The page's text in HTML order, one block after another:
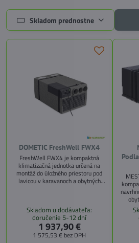
Skladom prednostne
DOMETIC FreshWell FWX4
FreshWell FWX4 je kompaktná
klimatizačná jednotka určená na
montáž do úložného priestoru pod
lavicou v karavanoch a obytných
metrov dĺžky.
Skladom u dodávateľa:
doručenie 5-12 dní
1 937,90 €
1 575,53 € bez DPH